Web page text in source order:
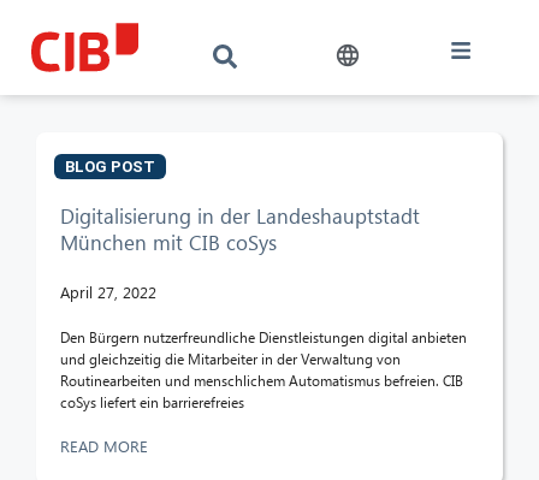
BLOG POST
Digitalisierung in der Landeshauptstadt
München mit CIB coSys
April 27, 2022
Den Bürgern nutzerfreundliche Dienstleistungen digital anbieten
und gleichzeitig die Mitarbeiter in der Verwaltung von
Routinearbeiten und menschlichem Automatismus befreien. CIB
coSys liefert ein barrierefreies
READ MORE